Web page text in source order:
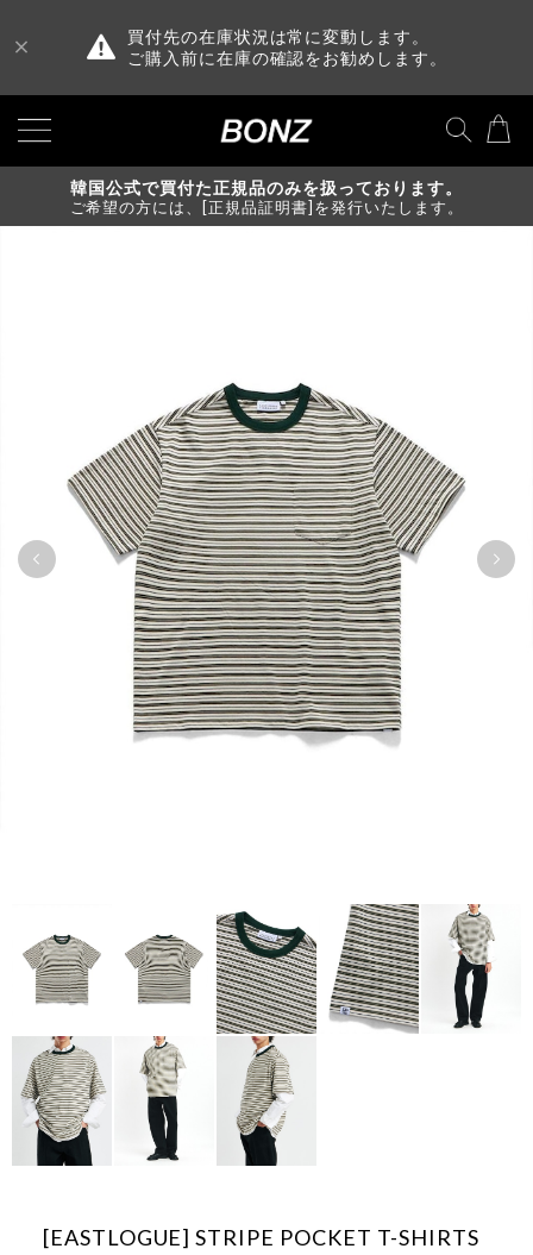
買付先の在庫状況は常に変動します。
ご購入前に在庫の確認をお勧めします。
韓国公式で買付た正規品のみを扱っております。
ご希望の方には、[正規品証明書]を発行いたします。
[EASTLOGUE] STRIPE POCKET T-SHIRTS